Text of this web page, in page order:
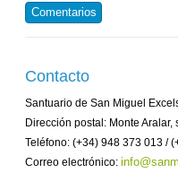
Comentarios
Contacto
Santuario de San Miguel
Dirección postal: Monte
Teléfono: (+34) 948 373 013 /
Correo electrónico: